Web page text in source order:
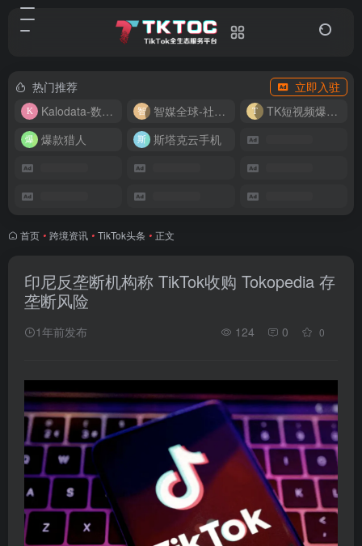
热门推荐
立即入驻
Kalodata-数据分析平台
智媒全球-社媒管理平台
TK短视频爆款复刻
爆款猎人
斯塔克云手机
首页 • 跨境资讯 • TikTok头条 • 正文
印尼反垄断机构称 TikTok收购 Tokopedia 存
垄断风险
1年前发布 124 0 0